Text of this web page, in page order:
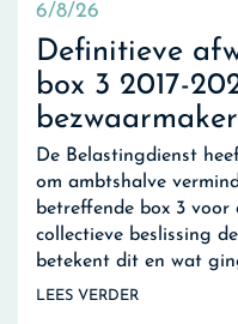
6/8/26
Definitieve
box 3 2017-
De Belastingdienst
om ambtshalve
betreffende box 3 voor
collectieve beslissing
betekent dit en wat
LEES VERDER